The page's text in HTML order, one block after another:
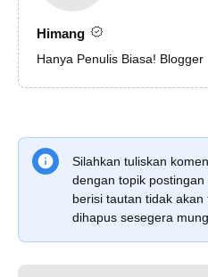
Himang
Hanya Penulis Biasa! Blogger
Silahkan tuliskan
dengan topik
berisi tautan tidak
dihapus sesegera